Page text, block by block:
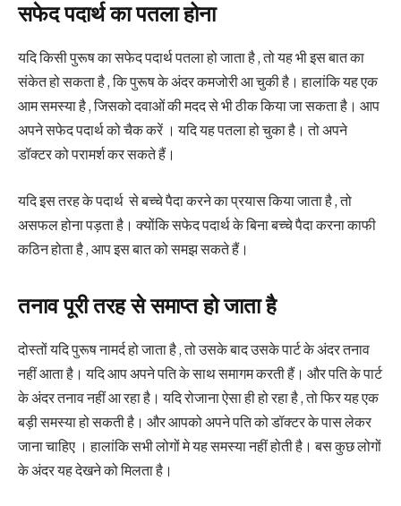
सफेद पदार्थ का पतला होना
यदि किसी पुरूष का सफेद पदार्थ पतला हो जाता है , तो यह भी इस बात का
संकेत हो सकता है , कि पुरूष के अंदर कमजोरी आ चुकी है। हालांकि यह एक
आम समस्या है , जिसको दवाओं की मदद से भी ठीक किया जा सकता है। आप
अपने सफेद पदार्थ को चैक करें । यदि यह पतला हो चुका है। तो अपने
डॉक्टर को परामर्श कर सकते हैं।
यदि इस तरह के पदार्थ से बच्चे पैदा करने का प्रयास किया जाता है , तो
असफल होना पड़ता है। क्योंकि सफेद पदार्थ के बिना बच्चे पैदा करना काफी
कठिन होता है , आप इस बात को समझ सकते हैं।
तनाव पूरी तरह से समाप्त हो जाता है
दोस्तों यदि पुरूष नामर्द हो जाता है , तो उसके बाद उसके पार्ट के अंदर तनाव
नहीं आता है। यदि आप अपने पति के साथ समागम करती हैं। और पति के पार्ट
के अंदर तनाव नहीं आ रहा है। यदि रोजाना ऐसा ही हो रहा है , तो फिर यह एक
बड़ी समस्या हो सकती है। और आपको अपने पति को डॉक्टर के पास लेकर
जाना चाहिए । हालांकि सभी लोगों मे यह समस्या नहीं होती है। बस कुछ लोगों
के अंदर यह देखने को मिलता है।